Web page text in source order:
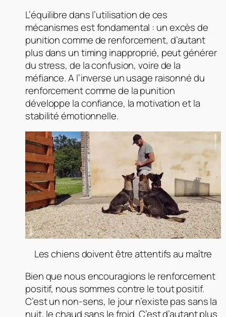
L’équilibre dans l’utilisation de ces
mécanismes est fondamental : un excès de
punition comme de renforcement, d’autant
plus dans un timing inapproprié, peut générer
du stress, de la confusion, voire de la
méfiance. A l’inverse un usage raisonné du
renforcement comme de la punition
développe la confiance, la motivation et la
stabilité émotionnelle.
Les chiens doivent être attentifs au maître
Bien que nous encouragions le renforcement
positif, nous sommes contre le tout positif.
C’est un non-sens, le jour n’existe pas sans la
nuit, le chaud sans le froid. C’est d’autant plus